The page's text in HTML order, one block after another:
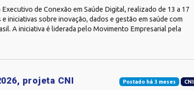
de Conexão em Saúde Digital, realizado de 13 a 17
iniciativas sobre inovação, dados e gestão em saúde com
A iniciativa é liderada pelo Movimento Empresarial pela
Postado há 3 meses CNI
projeta CNI